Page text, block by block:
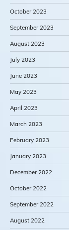
October 2023
September 2023
August 2023
July 2023
June 2023
May 2023
April 2023
March 2023
February 2023
January 2023
December 2022
October 2022
September 2022
August 2022